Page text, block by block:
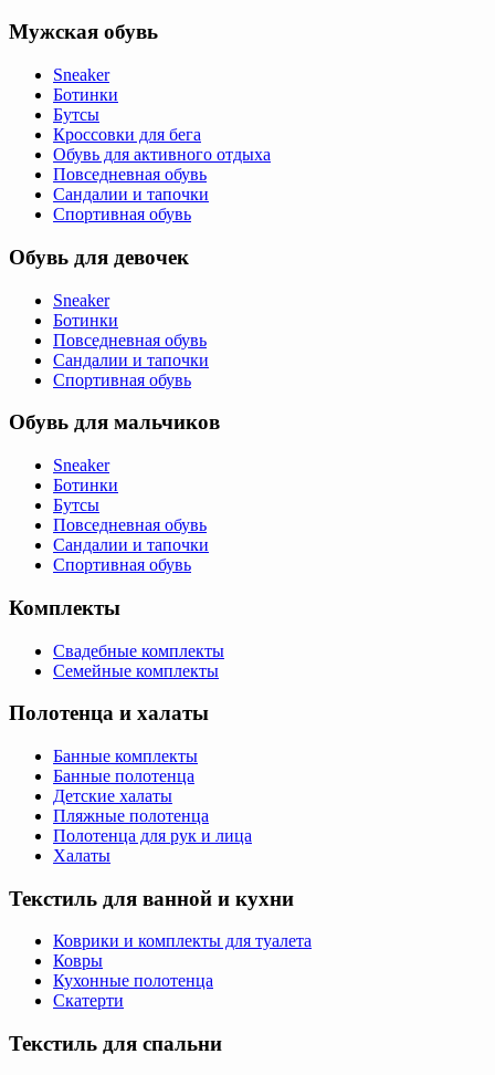
Мужская обувь
Sneaker
Ботинки
Бутсы
Кроссовки для бега
Обувь для активного отдыха
Повседневная обувь
Сандалии и тапочки
Спортивная обувь
Обувь для девочек
Sneaker
Ботинки
Повседневная обувь
Сандалии и тапочки
Спортивная обувь
Обувь для мальчиков
Sneaker
Ботинки
Бутсы
Повседневная обувь
Сандалии и тапочки
Спортивная обувь
Комплекты
Свадебные комплекты
Семейные комплекты
Полотенца и халаты
Банные комплекты
Банные полотенца
Детские халаты
Пляжные полотенца
Полотенца для рук и лица
Халаты
Текстиль для ванной и кухни
Коврики и комплекты для туалета
Ковры
Кухонные полотенца
Скатерти
Текстиль для спальни